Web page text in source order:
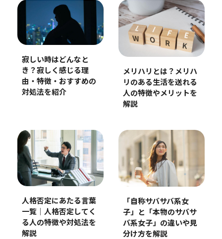
寂しい時はどんなと
き？寂しく感じる理
由・特徴・おすすめの
対処法を紹介
メリハリとは？メリハ
リのある生活を送れる
人の特徴やメリットを
解説
人格否定にあたる言葉
一覧｜人格否定してく
る人の特徴や対処法を
解説
「自称サバサバ系女
子」と「本物のサバサ
バ系女子」の違いや見
分け方を解説